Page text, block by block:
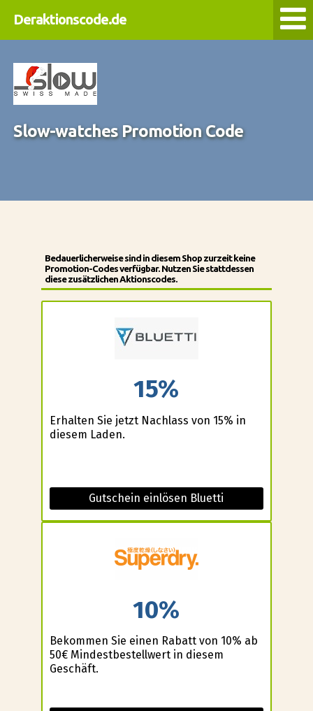
Deraktionscode.de
Slow-watches Promotion Code
Bedauerlicherweise sind in diesem Shop zurzeit keine
Promotion-Codes verfügbar. Nutzen Sie stattdessen
diese zusätzlichen Aktionscodes.
15%
Erhalten Sie jetzt Nachlass von 15% in
diesem Laden.
Gutschein einlösen Bluetti
10%
Bekommen Sie einen Rabatt von 10% ab
50€ Mindestbestellwert in diesem
Geschäft.